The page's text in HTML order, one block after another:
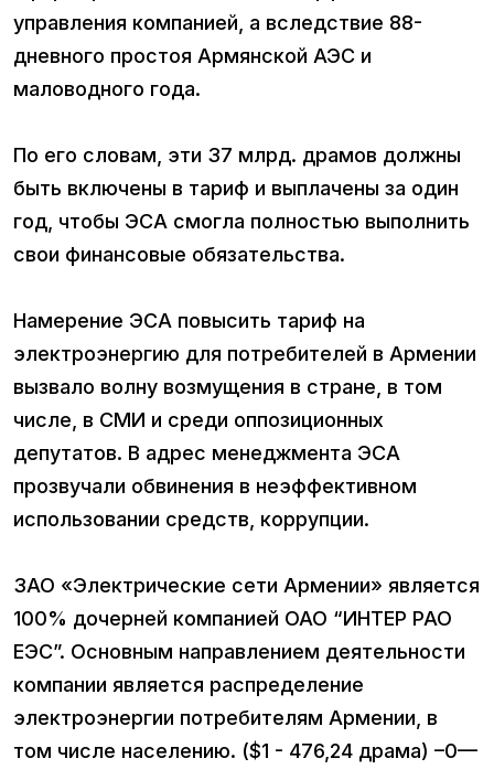
управления компанией, а вследствие 88-
дневного простоя Армянской АЭС и
маловодного года.
По его словам, эти 37 млрд. драмов должны
быть включены в тариф и выплачены за один
год, чтобы ЭСА смогла полностью выполнить
свои финансовые обязательства.
Намерение ЭСА повысить тариф на
электроэнергию для потребителей в Армении
вызвало волну возмущения в стране, в том
числе, в СМИ и среди оппозиционных
депутатов. В адрес менеджмента ЭСА
прозвучали обвинения в неэффективном
использовании средств, коррупции.
ЗАО «Электрические сети Армении» является
100% дочерней компанией ОАО “ИНТЕР РАО
ЕЭС”. Основным направлением деятельности
компании является распределение
электроэнергии потребителям Армении, в
том числе населению. ($1 - 476,24 драма) –0—